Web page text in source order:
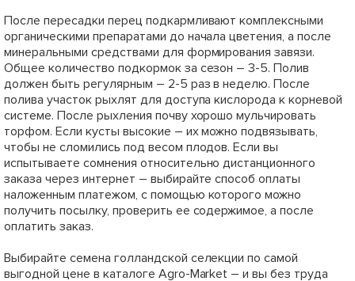
Нет в наличии
Перец "Ред Булл F1" ТМ
"Lark Seeds" 500шт
1001грн
+40.04грн бонусов за покупку
Нет в наличии
Перец "Фанат F1" ТМ "Lark
Seeds" 500шт
951грн
Сообщить о поступлении
+38.04грн бонусов за покупку